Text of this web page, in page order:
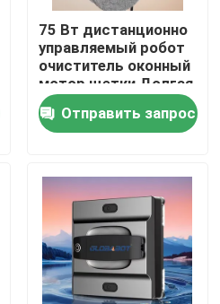
75 Вт дистанционно
управляемый робот
очиститель оконный
мотор щетки Долгая
жизнь
Отправить запрос